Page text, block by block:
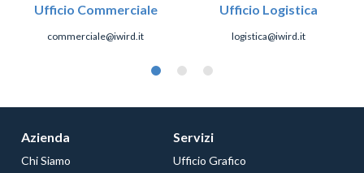
Ufficio Commerciale
commerciale@iwird.it
Ufficio Logistica
logistica@iwird.it
Azienda
Chi Siamo
Servizi
Ufficio Grafico